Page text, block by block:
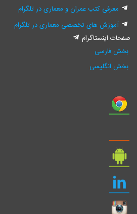
معرفی کتب عمران و معماری در تلگرام
آموزش های تخصصی معماری در تلگرام
صفحات اینستاگرام
بخش فارسی
بخش انگلیسی